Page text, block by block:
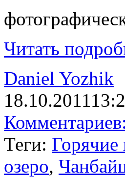
Читать
Daniel Yozhik
18.10.2011
Теги: Горячие
озеро,